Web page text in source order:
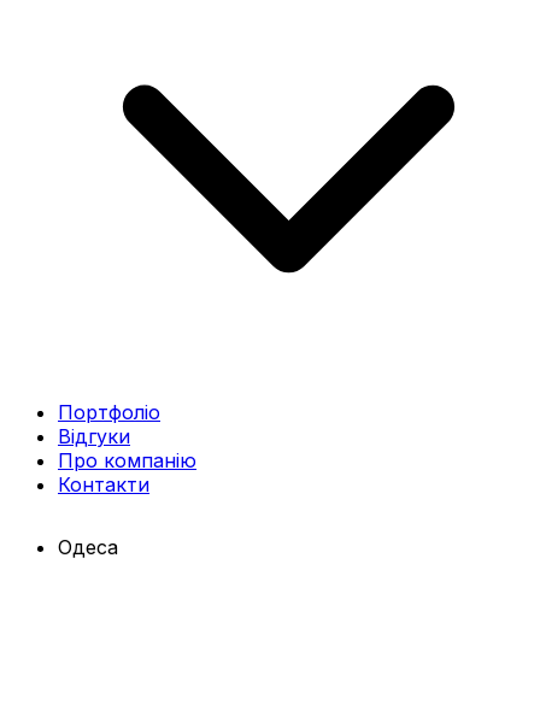
Портфоліо
Відгуки
Про компанію
Контакти
Одеса